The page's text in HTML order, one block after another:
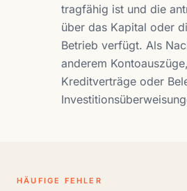
tragfähig ist und die
über das Kapital oder
Betrieb verfügt. Als
anderem
Kreditverträge oder
HÄUFIGE FEHLER